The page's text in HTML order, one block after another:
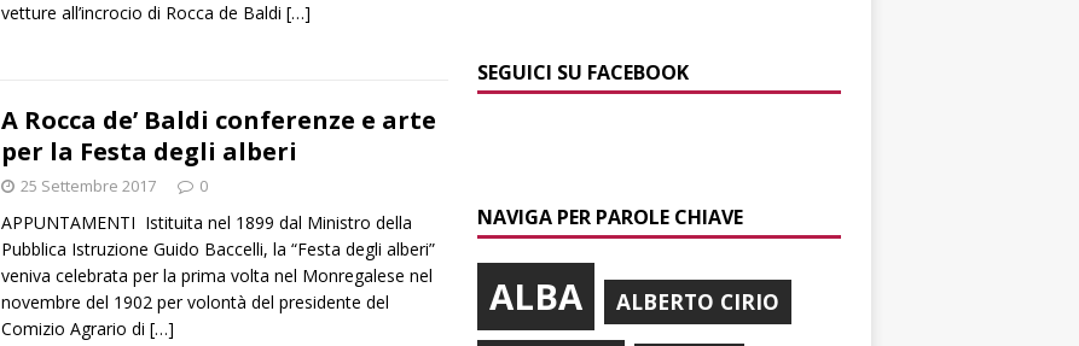
Maltempo a Monticello d’Alba: crolla un palo dell’illuminazione
PRIMO PIANO
vetture all’incrocio di Rocca de Baldi […]
A Rocca de’ Baldi conferenze e arte
per la Festa degli alberi
25 Settembre 2017 0
APPUNTAMENTI Istituita nel 1899 dal Ministro della
Pubblica Istruzione Guido Baccelli, la “Festa degli alberi”
veniva celebrata per la prima volta nel Monregalese nel
novembre del 1902 per volontà del presidente del
Comizio Agrario di […]
SEGUICI SU FACEBOOK
NAVIGA PER PAROLE CHIAVE
ALBA ALBERTO CIRIO